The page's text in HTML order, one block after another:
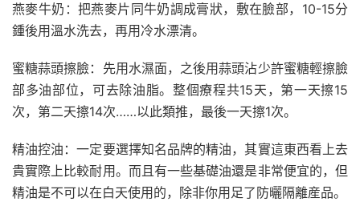
燕麥牛奶：把燕麥片同牛奶調成膏狀，敷在臉部，10-15分
鍾後用溫水洗去，再用冷水漂清。
蜜糖蒜頭擦臉：先用水濕面，之後用蒜頭沾少許蜜糖輕擦臉
部多油部位，可去除油脂。整個療程共15天，第一天擦15
次，第二天擦14次……以此類推，最後一天擦1次。
精油控油：一定要選擇知名品牌的精油，其實這東西看上去
貴實際上比較耐用。而且有一些基礎油還是非常便宜的，但
精油是不可以在白天使用的，除非你用足了防曬隔離産品。